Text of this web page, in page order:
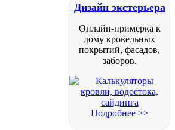
Дизайн экстерьера
Онлайн-примерка к
дому кровельных
покрытий, фасадов,
заборов.
Подробнее >>